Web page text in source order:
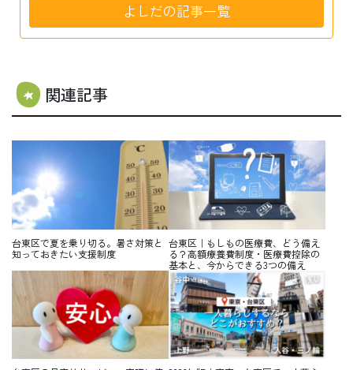
よしだの記事一覧
関連記事
台東区で夏を乗り切る。暑さ対策と
知っておきたい支援制度
台東区｜もしもの医療費、どう備え
る？高額療養費制度・医療費控除の
基本と、今からできる3つの備え